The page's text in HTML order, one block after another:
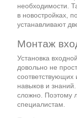
необходимости.
в новостройках,
устанавливают
Монтаж
Установка
довольно не
соответствующих
навыков и
сложно. Поэтому
специалистам.